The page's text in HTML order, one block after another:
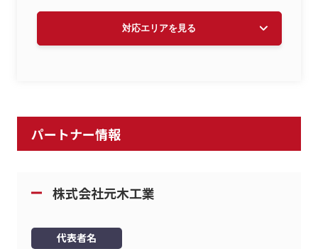
三好市 勝浦町
石井町 神山町 那賀町
美波町 海陽町 松茂町 北島町 藍住町 板野町
対応エリアを見る
パートナー情報
株式会社元木工業
代表者名